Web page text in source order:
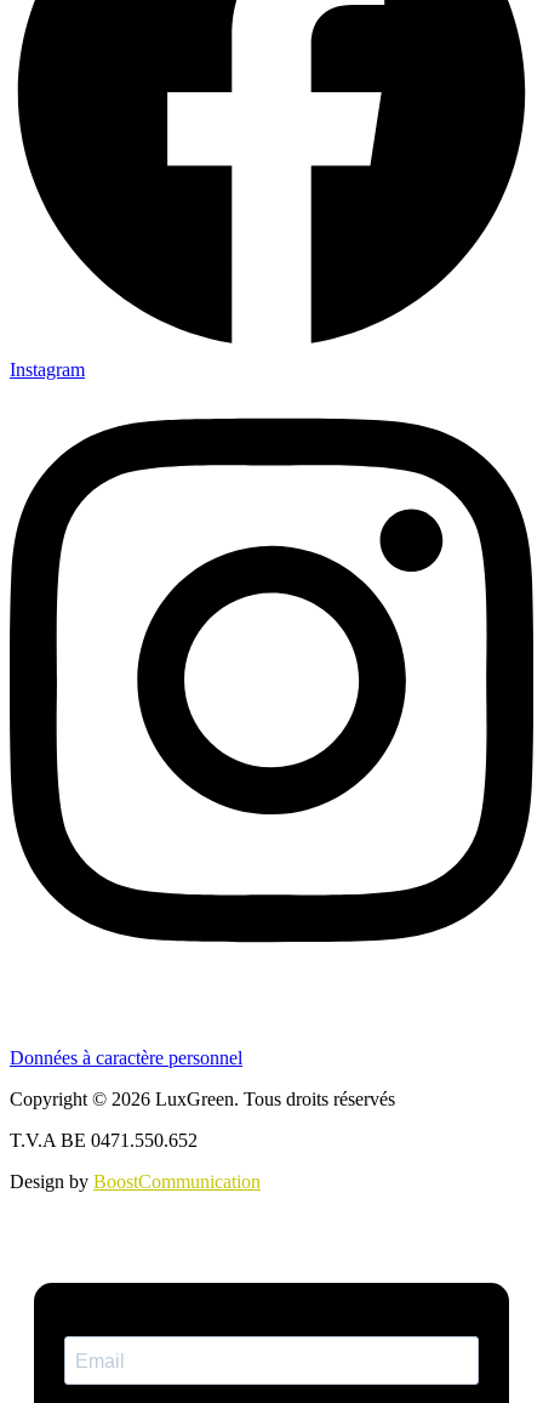
Instagram
Données à caractère personnel
Copyright © 2026 LuxGreen. Tous droits réservés
T.V.A BE 0471.550.652
Design by BoostCommunication